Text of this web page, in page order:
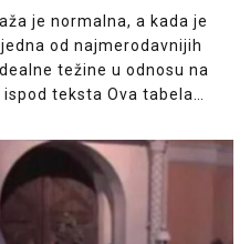
je normalna, a kada je
od najmerodavnijih
težine u odnosu na
teksta Ova tabela…